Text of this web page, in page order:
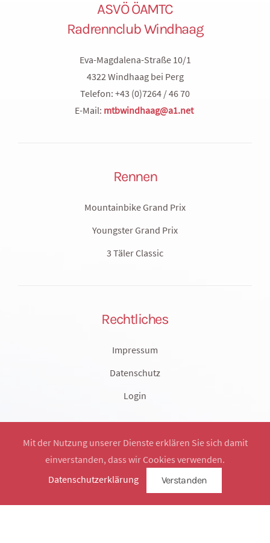
ASVÖ ÖAMTC
Radrennclub Windhaag
Eva-Magdalena-Straße 10/1
4322 Windhaag bei Perg
Telefon: +43 (0)7264 / 46 70
E-Mail: mtbwindhaag@a1.net
Rennen
Mountainbike Grand Prix
Youngster Grand Prix
3 Täler Classic
Rechtliches
Impressum
Datenschutz
Login
Mit der Nutzung unserer Dienste erklären Sie sich damit
einverstanden, dass wir Cookies verwenden.
Datenschutzerklärung
Verstanden